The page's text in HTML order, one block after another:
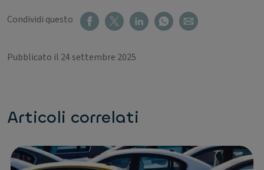
Condividi questo
Pubblicato il 24 settembre 2025
Articoli correlati